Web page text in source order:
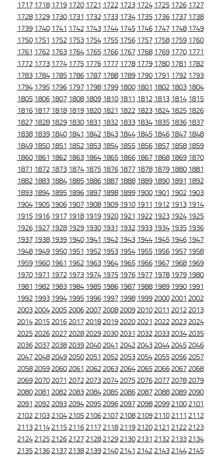
1717 1718 1719 1720 1721 1722 1723 1724 1725 1726 1727
1728 1729 1730 1731 1732 1733 1734 1735 1736 1737 1738
1739 1740 1741 1742 1743 1744 1745 1746 1747 1748 1749
1750 1751 1752 1753 1754 1755 1756 1757 1758 1759 1760
1761 1762 1763 1764 1765 1766 1767 1768 1769 1770 1771
1772 1773 1774 1775 1776 1777 1778 1779 1780 1781 1782
1783 1784 1785 1786 1787 1788 1789 1790 1791 1792 1793
1794 1795 1796 1797 1798 1799 1800 1801 1802 1803 1804
1805 1806 1807 1808 1809 1810 1811 1812 1813 1814 1815
1816 1817 1818 1819 1820 1821 1822 1823 1824 1825 1826
1827 1828 1829 1830 1831 1832 1833 1834 1835 1836 1837
1838 1839 1840 1841 1842 1843 1844 1845 1846 1847 1848
1849 1850 1851 1852 1853 1854 1855 1856 1857 1858 1859
1860 1861 1862 1863 1864 1865 1866 1867 1868 1869 1870
1871 1872 1873 1874 1875 1876 1877 1878 1879 1880 1881
1882 1883 1884 1885 1886 1887 1888 1889 1890 1891 1892
1893 1894 1895 1896 1897 1898 1899 1900 1901 1902 1903
1904 1905 1906 1907 1908 1909 1910 1911 1912 1913 1914
1915 1916 1917 1918 1919 1920 1921 1922 1923 1924 1925
1926 1927 1928 1929 1930 1931 1932 1933 1934 1935 1936
1937 1938 1939 1940 1941 1942 1943 1944 1945 1946 1947
1948 1949 1950 1951 1952 1953 1954 1955 1956 1957 1958
1959 1960 1961 1962 1963 1964 1965 1966 1967 1968 1969
1970 1971 1972 1973 1974 1975 1976 1977 1978 1979 1980
1981 1982 1983 1984 1985 1986 1987 1988 1989 1990 1991
1992 1993 1994 1995 1996 1997 1998 1999 2000 2001 2002
2003 2004 2005 2006 2007 2008 2009 2010 2011 2012 2013
2014 2015 2016 2017 2018 2019 2020 2021 2022 2023 2024
2025 2026 2027 2028 2029 2030 2031 2032 2033 2034 2035
2036 2037 2038 2039 2040 2041 2042 2043 2044 2045 2046
2047 2048 2049 2050 2051 2052 2053 2054 2055 2056 2057
2058 2059 2060 2061 2062 2063 2064 2065 2066 2067 2068
2069 2070 2071 2072 2073 2074 2075 2076 2077 2078 2079
2080 2081 2082 2083 2084 2085 2086 2087 2088 2089 2090
2091 2092 2093 2094 2095 2096 2097 2098 2099 2100 2101
2102 2103 2104 2105 2106 2107 2108 2109 2110 2111 2112
2113 2114 2115 2116 2117 2118 2119 2120 2121 2122 2123
2124 2125 2126 2127 2128 2129 2130 2131 2132 2133 2134
2135 2136 2137 2138 2139 2140 2141 2142 2143 2144 2145